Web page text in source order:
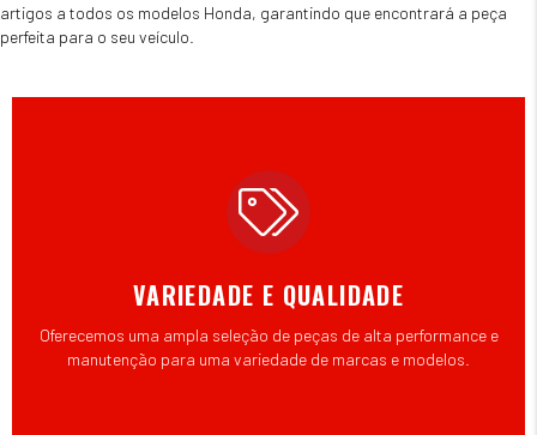
artigos a todos os modelos Honda, garantindo que encontrará a peça
perfeita para o seu veículo.
VARIEDADE E QUALIDADE
Oferecemos uma ampla seleção de peças de alta performance e
manutenção para uma variedade de marcas e modelos.